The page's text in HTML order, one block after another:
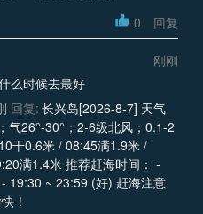
0 回复
刚刚
么时候去最好
回复: 长兴岛[2026-8-7] 天气
气26°-30°；2-6级北风；0.1-2
干0.6米 / 08:45满1.9米 /
满1.4米 推荐赶海时间： -
19:30 ~ 23:59 (好) 赶海注意
！